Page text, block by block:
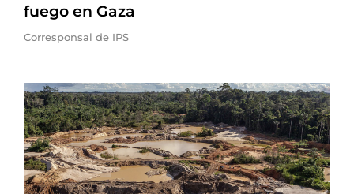
fuego en Gaza
Corresponsal de IPS